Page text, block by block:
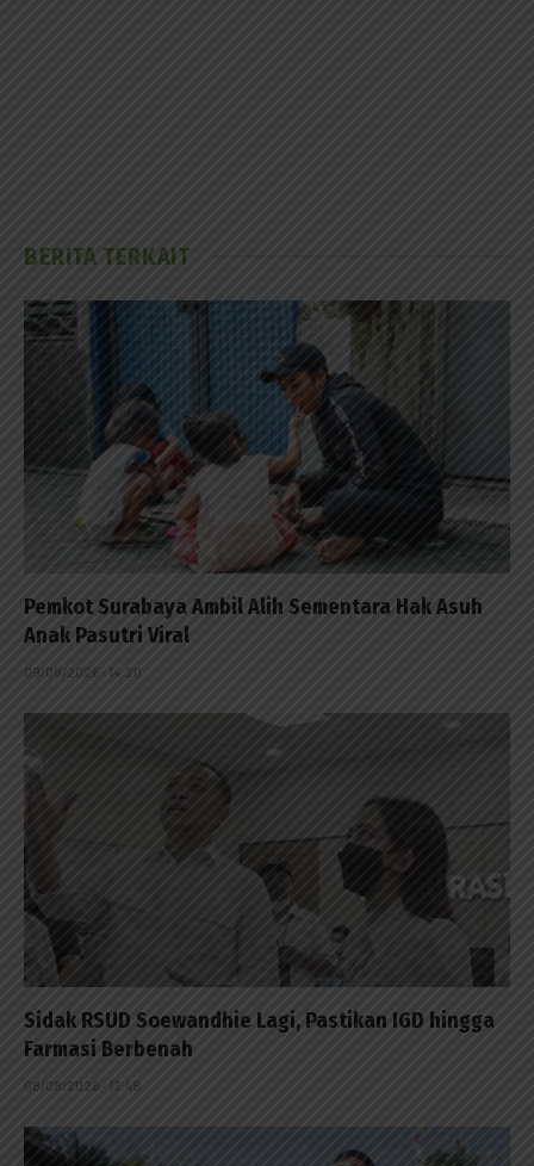
BERITA TERKAIT
Pemkot Surabaya Ambil Alih Sementara Hak Asuh
Anak Pasutri Viral
09/08/2026 - 14:20
Sidak RSUD Soewandhie Lagi, Pastikan IGD hingga
Farmasi Berbenah
08/08/2026 - 13:48